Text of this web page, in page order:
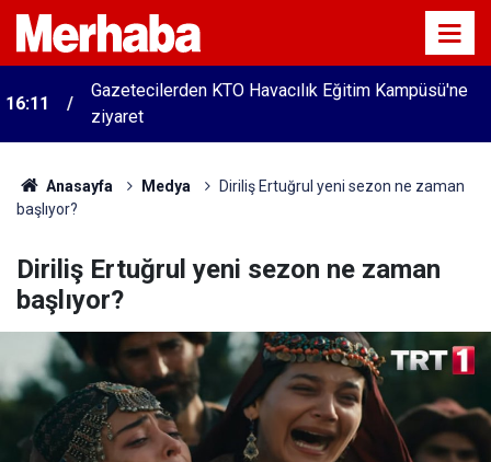
16:11
Gazetecilerden KTO Havacılık Eğitim Kampüsü'ne
ziyaret
Anasayfa Medya
Diriliş Ertuğrul yeni sezon ne zaman
başlıyor?
Diriliş Ertuğrul yeni sezon ne zaman
başlıyor?